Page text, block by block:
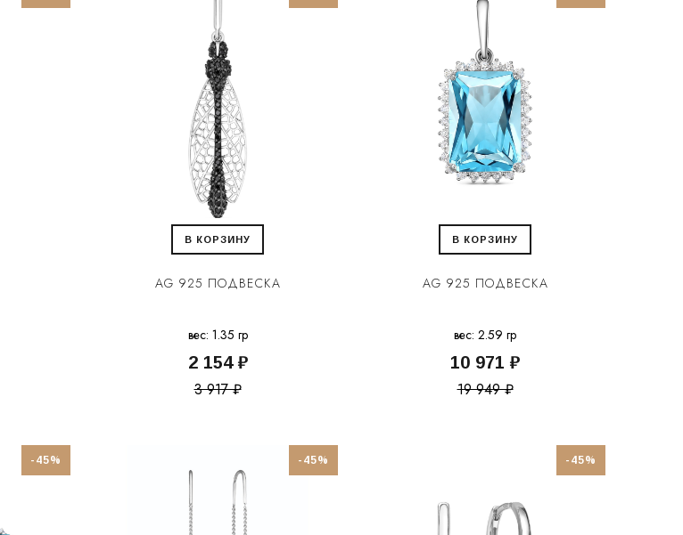
В КОРЗИНУ
AG 925 ПОДВЕСКА
вес: 1.35 гр
2 154 ₽
3 917 ₽
В КОРЗИНУ
AG 925 ПОДВЕСКА
вес: 2.59 гр
10 971 ₽
19 949 ₽
-45% -45% -45%